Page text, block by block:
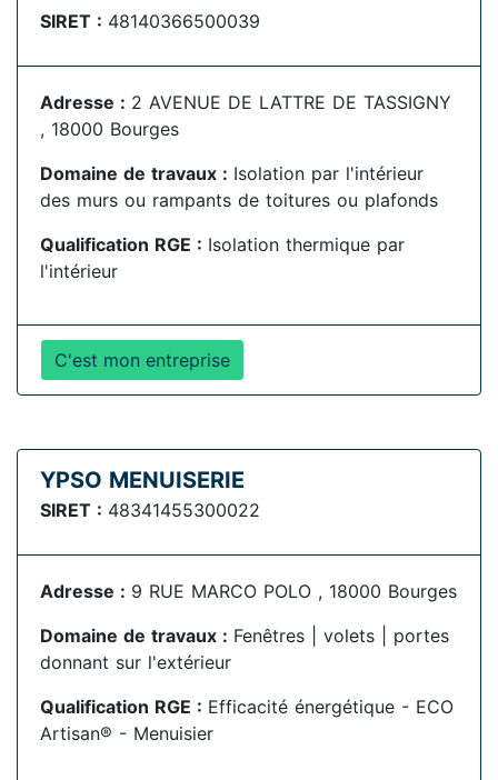
SIRET : 48140366500039
Adresse : 2 AVENUE DE LATTRE DE TASSIGNY
, 18000 Bourges
Domaine de travaux : Isolation par l'intérieur
des murs ou rampants de toitures ou plafonds
Qualification RGE : Isolation thermique par
l'intérieur
C'est mon entreprise
YPSO MENUISERIE
SIRET : 48341455300022
Adresse : 9 RUE MARCO POLO , 18000 Bourges
Domaine de travaux : Fenêtres | volets | portes
donnant sur l'extérieur
Qualification RGE : Efficacité énergétique - ECO
Artisan® - Menuisier